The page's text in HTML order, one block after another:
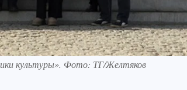
культуры». Фото: ТГ/Желтяков